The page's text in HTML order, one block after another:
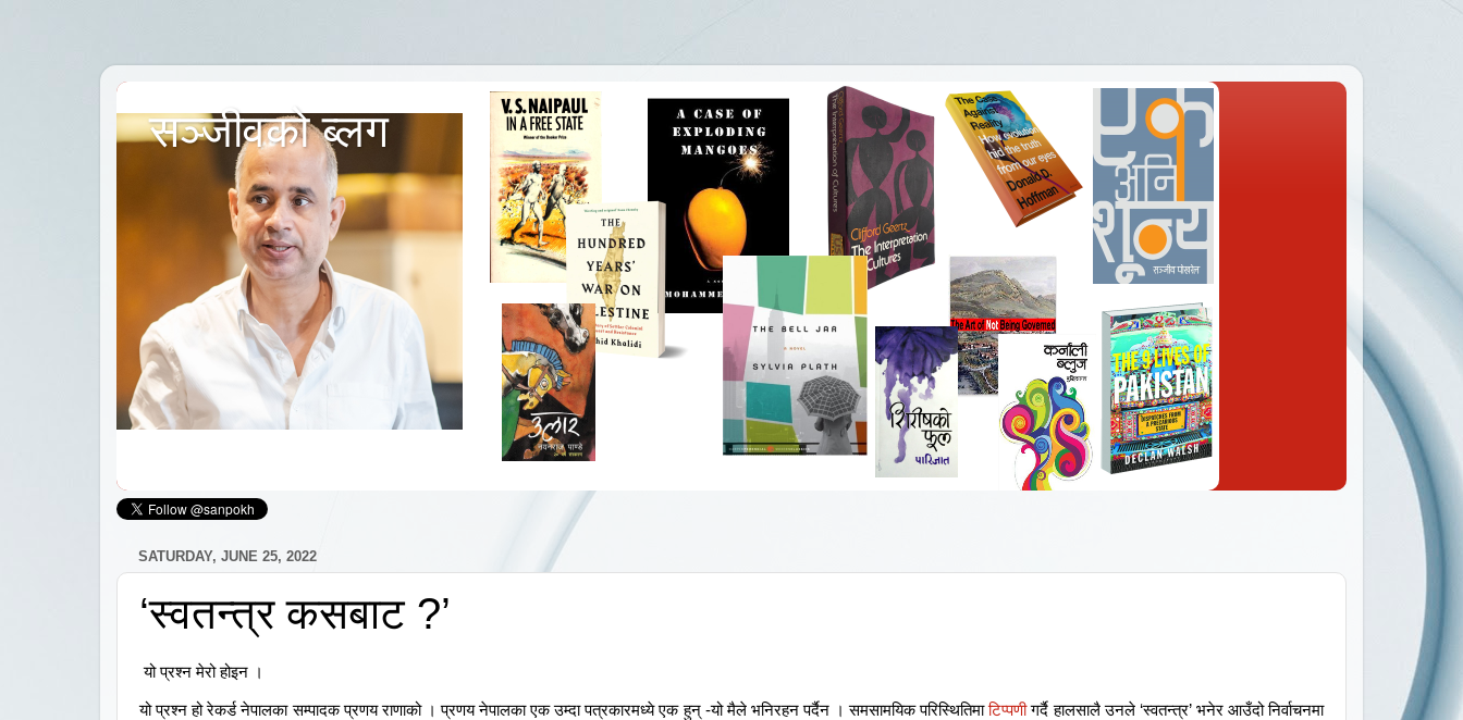
सञ्जीवको ब्लग
SATURDAY, JUNE 25, 2022
‘स्वतन्त्र कसबाट ?’
यो प्रश्न मेरो होइन ।
यो प्रश्न हो रेकर्ड नेपालका सम्पादक प्रणय राणाको । प्रणय नेपालका एक उम्दा पत्रकारमध्ये एक हुन् -यो मैले भनिरहन पर्दैन । समसामयिक परिस्थितिमाटिप्पणीगर्दै हालसालै उनले ‘स्वतन्त्र’ भनेर आउँदो निर्वाचनमा